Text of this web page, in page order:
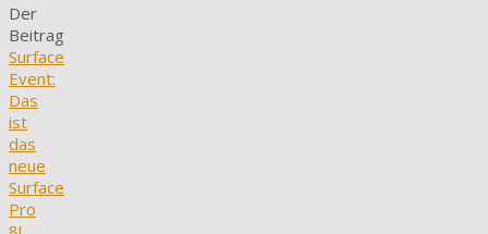
Der
Beitrag
Surface
Event:
Das
ist
das
neue
Surface
Pro